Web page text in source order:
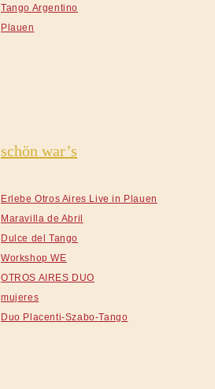
Tango Argentino
Plauen
schön war’s
Erlebe Otros Aires Live in Plauen
Maravilla de Abril
Dulce del Tango
Workshop WE
OTROS AIRES DUO
mujeres
Duo Placenti-Szabo-Tango